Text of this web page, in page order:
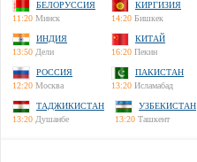
БЕЛОРУССИЯ
11:20 Минск
КИРГИЗИЯ
14:20 Бишкек
ИНДИЯ
13:50 Дели
КИТАЙ
16:20 Пекин
РОССИЯ
12:20 Москва
ПАКИСТАН
13:20 Исламабад
ТАДЖИКИСТАН
13:20 Душанбе
УЗБЕКИСТАН
13:20 Ташкент